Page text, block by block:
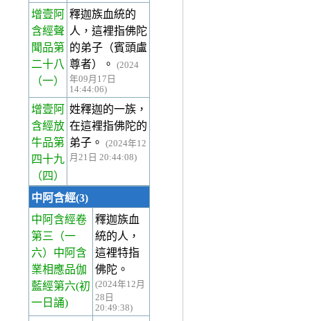
增壹阿
含經聲
聞品第
二十八
（一）
釋迦族血統的
人，這裡指佛陀
的弟子（賓頭盧
尊者）。
(2024
年09月17日
14:44:06)
增壹阿
含經放
牛品第
四十九
（四）
姓釋迦的一族，
在這裡指佛陀的
弟子。
(2024年12
月21日 20:44:08)
中阿含經(3)
中阿含經卷
第三
（一
六）中阿含
業相應品伽
藍經第六(初
一日誦)
釋迦族血
統的人，
這裡特指
佛陀。
(2024年12月
28日
20:49:38)